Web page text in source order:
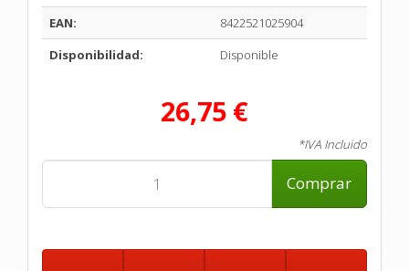
EAN:
8422521025904
Disponibilidad:
Disponible
26,75 €
*IVA Incluido
Comprar